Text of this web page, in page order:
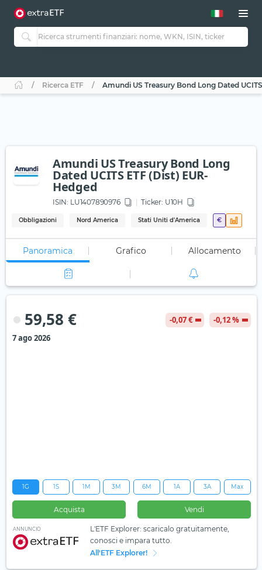
Ricerca ETF Amundi US Treasury Bond Long Dated
Amundi US Treasury Bond Long
Dated UCITS ETF (Dist) EUR-
Hedged
ISIN: LU1407890976 Ticker: U10H
Obbligazioni Nord America Stati Uniti d'America €
Panoramica Grafico Allocamento
59,58 € -0,07 €
-0,12 %
7 ago 2026
1G 1S 1M 3M 6M 1A 3A Max
Acquista Vendi
ANNUNCIO
L'ETF Explorer: scaricalo gratuitamente,
conosci e impara tutto.
All'ETF Explorer!